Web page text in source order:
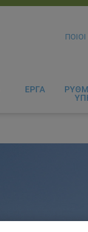
ΕΡΓΑ